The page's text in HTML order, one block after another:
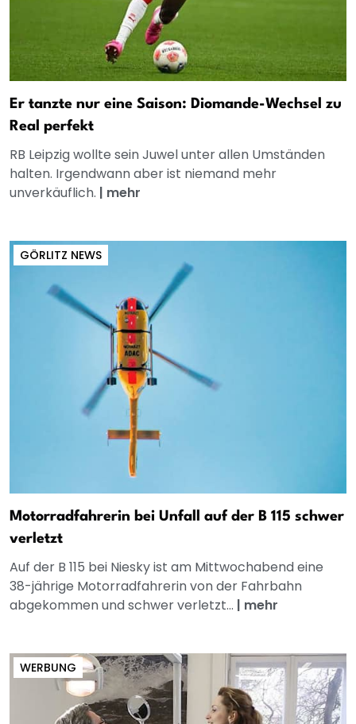
Er tanzte nur eine Saison: Diomande-Wechsel zu
Real perfekt
RB Leipzig wollte sein Juwel unter allen Umständen
halten. Irgendwann aber ist niemand mehr
unverkäuflich. | mehr
GÖRLITZ NEWS
Motorradfahrerin bei Unfall auf der B 115 schwer
verletzt
Auf der B 115 bei Niesky ist am Mittwochabend eine
38-jährige Motorradfahrerin von der Fahrbahn
abgekommen und schwer verletzt... | mehr
WERBUNG